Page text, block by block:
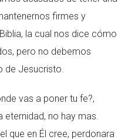
firmes y
la cual nos dice cómo
pero no debemos
de Jesucristo.
vas a poner tu fe?,
eternidad, no hay mas.
que en Él cree, perdonara